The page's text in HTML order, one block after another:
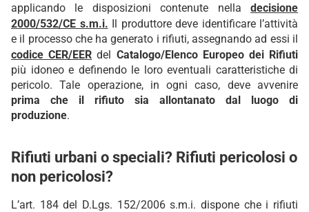
applicando le disposizioni contenute nella decisione
2000/532/CE s.m.i. Il produttore deve identificare l’attività
e il processo che ha generato i rifiuti, assegnando ad essi il
codice CER/EER del Catalogo/Elenco Europeo dei Rifiuti
più idoneo e definendo le loro eventuali caratteristiche di
pericolo. Tale operazione, in ogni caso, deve avvenire
prima che il rifiuto sia allontanato dal luogo di
produzione.
Rifiuti urbani o speciali? Rifiuti pericolosi o
non pericolosi?
L’art. 184 del D.Lgs. 152/2006 s.m.i. dispone che i rifiuti